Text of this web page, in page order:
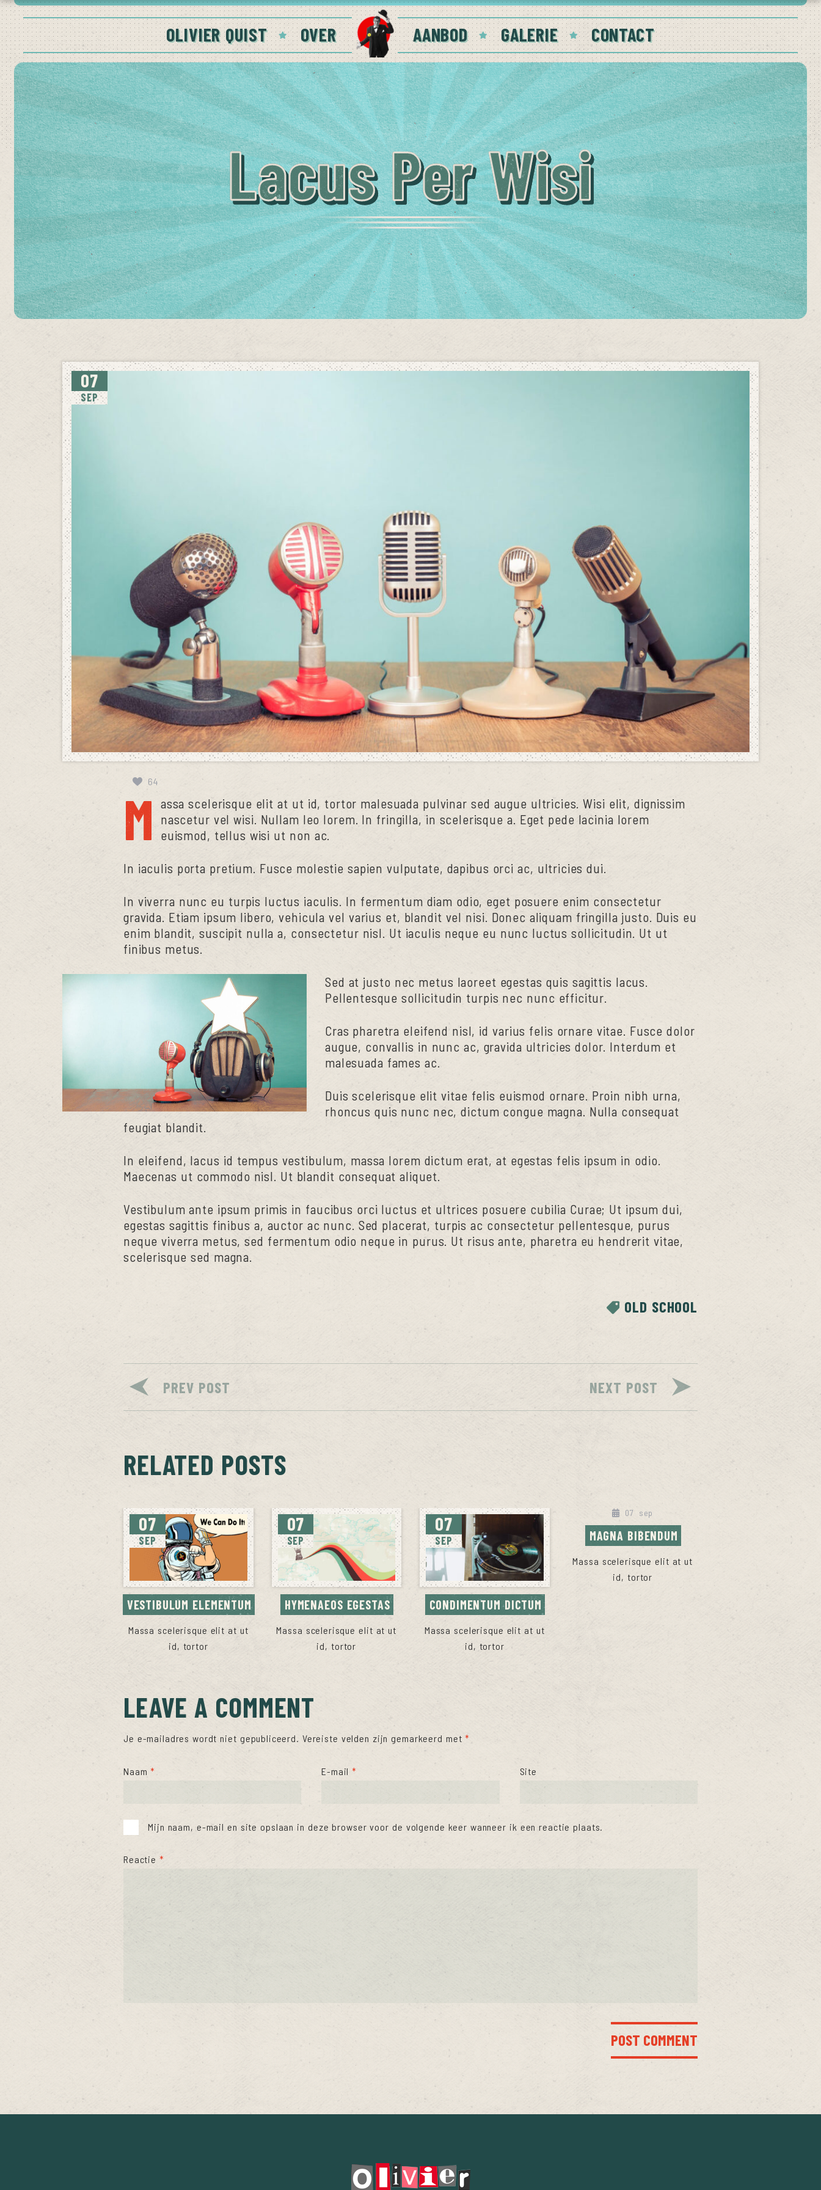
OLIVIER QUIST OVER AANBOD GALERIE CONTACT
Lacus Per Wisi
07
SEP
64
M assa scelerisque elit at ut id, tortor malesuada pulvinar sed augue ultricies. Wisi elit, dignissim
nascetur vel wisi. Nullam leo lorem. In fringilla, in scelerisque a. Eget pede lacinia lorem
euismod, tellus wisi ut non ac.
In iaculis porta pretium. Fusce molestie sapien vulputate, dapibus orci ac, ultricies dui.
In viverra nunc eu turpis luctus iaculis. In fermentum diam odio, eget posuere enim consectetur
gravida. Etiam ipsum libero, vehicula vel varius et, blandit vel nisi. Donec aliquam fringilla justo. Duis eu
enim blandit, suscipit nulla a, consectetur nisl. Ut iaculis neque eu nunc luctus sollicitudin. Ut ut
finibus metus.
Sed at justo nec metus laoreet egestas quis sagittis lacus.
Pellentesque sollicitudin turpis nec nunc efficitur.
Cras pharetra eleifend nisl, id varius felis ornare vitae. Fusce dolor
augue, convallis in nunc ac, gravida ultricies dolor. Interdum et
malesuada fames ac.
Duis scelerisque elit vitae felis euismod ornare. Proin nibh urna,
rhoncus quis nunc nec, dictum congue magna. Nulla consequat
feugiat blandit.
In eleifend, lacus id tempus vestibulum, massa lorem dictum erat, at egestas felis ipsum in odio.
Maecenas ut commodo nisl. Ut blandit consequat aliquet.
Vestibulum ante ipsum primis in faucibus orci luctus et ultrices posuere cubilia Curae; Ut ipsum dui,
egestas sagittis finibus a, auctor ac nunc. Sed placerat, turpis ac consectetur pellentesque, purus
neque viverra metus, sed fermentum odio neque in purus. Ut risus ante, pharetra eu hendrerit vitae,
scelerisque sed magna.
OLD SCHOOL
PREV POST NEXT POST
RELATED POSTS
07
SEP
VESTIBULUM ELEMENTUM
Massa scelerisque elit at ut
id, tortor
07
SEP
HYMENAEOS EGESTAS
Massa scelerisque elit at ut
id, tortor
07
SEP
CONDIMENTUM DICTUM
Massa scelerisque elit at ut
id, tortor
07 sep
MAGNA BIBENDUM
Massa scelerisque elit at ut
id, tortor
LEAVE A COMMENT
Je e-mailadres wordt niet gepubliceerd. Vereiste velden zijn gemarkeerd met*
Naam* E-mail* Site
Mijn naam, e-mail en site opslaan in deze browser voor de volgende keer wanneer ik een reactie plaats.
Reactie *